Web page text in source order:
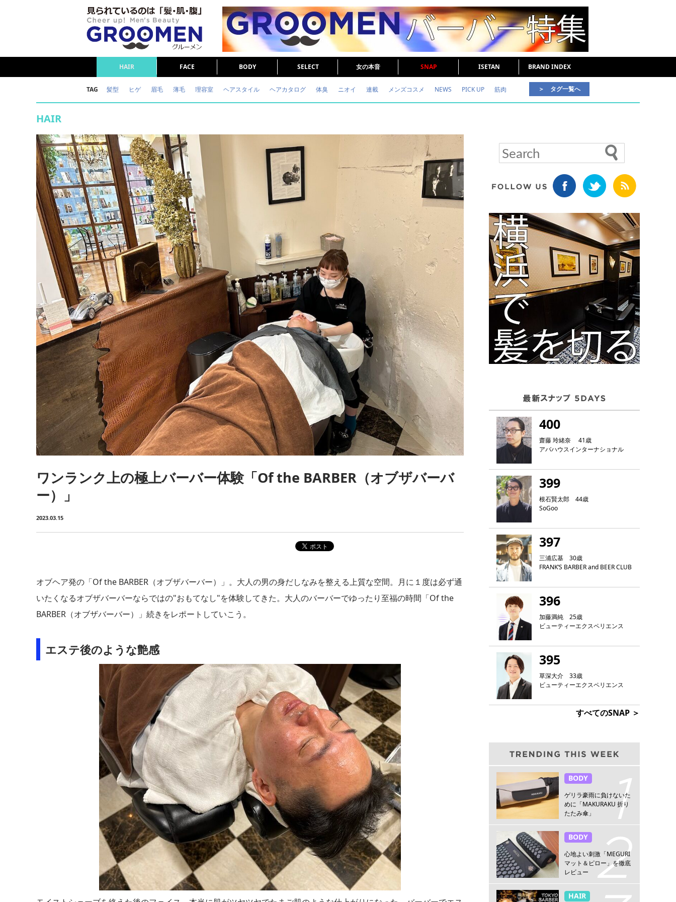
HAIR FACE BODY SELECT 女の本音 SNAP ISETAN BRAND INDEX
TAG 髪型 ヒゲ 眉毛 薄毛 理容室 ヘアスタイル ヘアカタログ 体臭 ニオイ 連載 メンズコスメ NEWS PICK UP 筋肉
ダイエット 理容室
＞ タグ一覧へ
HAIR
ワンランク上の極上バーバー体験「Of the BARBER（オブザバーバ
ー）」
2023.03.15
オブヘア発の「Of the BARBER（オブザバーバー）」。大人の男の身だしなみを整える上質な空間。月に１度は必ず通
いたくなるオブザバーバーならではの"おもてなし"を体験してきた。大人のバーバーでゆったり至福の時間「Of the
BARBER（オブザバーバー）」続きをレポートしていこう。
エステ後のような艶感
400
齋藤 玲緒奈 41歳
アバハウスインターナショナル
399
根石賢太郎 44歳
SoGoo
397
三浦広基 30歳
FRANK‘S BARBER and BEER CLUB
396
加藤満純 25歳
ビューティーエクスペリエンス
395
草深大介 33歳
ビューティーエクスペリエンス
すべてのSNAP ＞
BODY
ゲリラ豪雨に負けないた
めに「MAKURAKU 折り
たたみ傘」
BODY
心地よい刺激「MEGURI
マット＆ピロー」を徹底
レビュー
HAIR